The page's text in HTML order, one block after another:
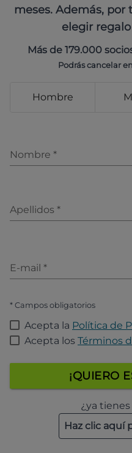
meses. Además,
elegir
Más de 179.000
Podrás cancelar
Hombre
Nombre *
Apellidos *
E-mail *
* Campos obligatorios
Acepta la Política de
Acepta los Términos
¡QUIERO
¿ya
Haz clic aquí